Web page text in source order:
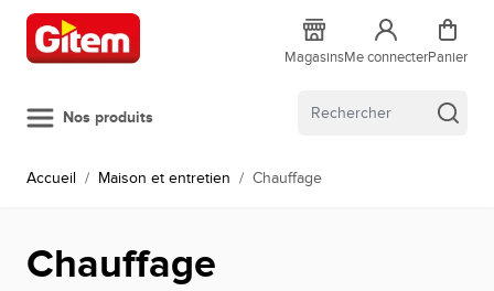
Allez au contenu
MagasinsMe connecterPanier
Nos produits
Accueil / Maison et entretien / Chauffage
Chauffage